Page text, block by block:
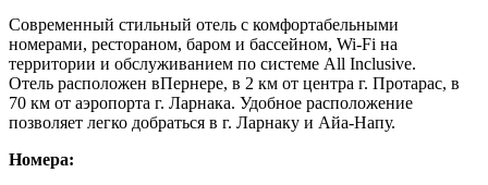
​Современный стильный отель с комфортабельными
номерами, рестораном, баром и бассейном, Wi-Fi на
территории и обслуживанием по системе All Inclusive.
Отель расположен вПернере, в 2 км от центра г. Протарас, в
70 км от аэропорта г. Ларнака. Удобное расположение
позволяет легко добраться в г. Ларнаку и Айа-Напу.
Номера: